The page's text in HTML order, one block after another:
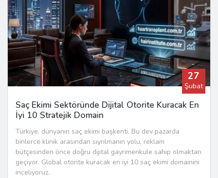
27
Şubat
Saç Ekimi Sektöründe Dijital Otorite Kuracak En
İyi 10 Stratejik Domain
Türkiye, dünyanın saç ekimi başkenti. Bu dev pazarda
binlerce klinik arasından sıyrılmanın yolu, reklam
bütçesinden önce doğru dijital gayrimenkule sahip olmaktan
geçiyor. Global otorite kuracak en iyi 10 saç ekimi domainini
inceliyoruz.